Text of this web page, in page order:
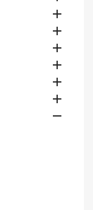






